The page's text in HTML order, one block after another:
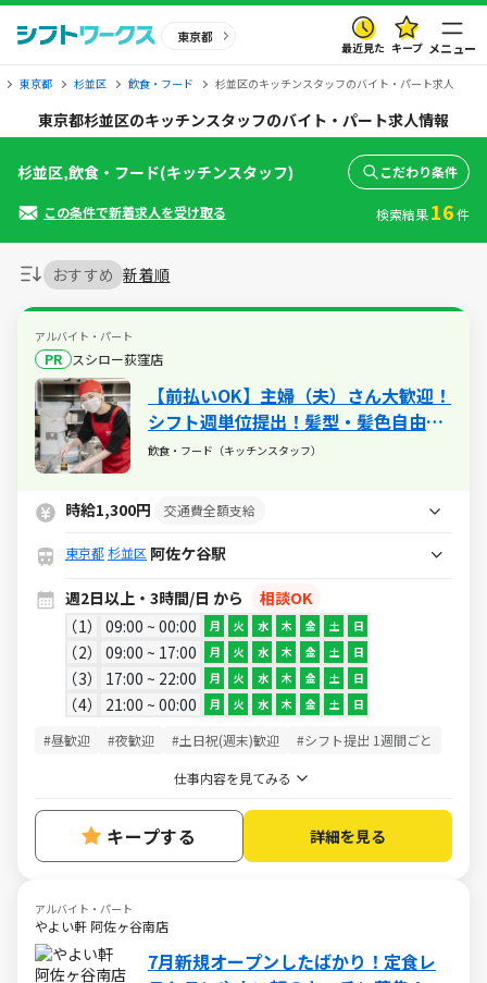
東京都
最近見た キープ メニュー
東京都 杉並区 飲食・フード 杉並区のキッチンスタッフのバイト・パート求人
東京都杉並区のキッチンスタッフのバイト・パート求人情報
おすすめ 新着順
アルバイト・パート
PR スシロー荻窪店
【前払いOK】主婦（夫）さん大歓迎！
シフト週単位提出！髪型・髪色自由♪
給与前払い制度や映画・レジャー・旅
ョン加入など嬉しい待遇あり♪
飲食・フード（キッチンスタッフ）
時給1,300円 交通費全額支給
東京都 杉並区 阿佐ケ谷駅
週2日以上・3時間/日 から
相談OK
1
09:00 ~ 00:00 月 火 水 木 金 土 日
2 09:00 ~ 17:00 月 火 水 木 金 土 日
3 17:00 ~ 22:00 月 火 水 木 金 土 日
4 21:00 ~ 00:00 月 火 水 木 金 土 日
#昼歓迎 #夜歓迎 #土日祝(週末)歓迎 #シフト提出 1週間ごと
仕事内容を見てみる
キープする 詳細を見る
アルバイト・パート
やよい軒 阿佐ヶ谷南店
7月新規オープンしたばかり！定食レ
杉並区,飲食・フード(キッチンスタッフ) こだわり条件
この条件で新着求人を受け取る 検索結果16件